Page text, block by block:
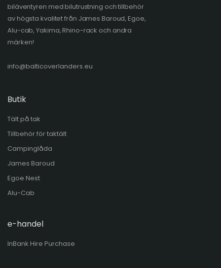
biläventyren med bilutrustning och tillbehör
av högsta kvalitet från James Baroud, Egoe,
Alu-cab, Yakima, Rhino-rack och andra
märken!
info@balticoverlanders.eu
Butik
Tält på tak
Tillbehör för taktält
Campinglåda
James Baroud
Egoe Nest
Alu-Cab
e-handel
InBank Hire Purchase